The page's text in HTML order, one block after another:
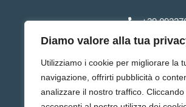
Diamo valore alla tua
Utilizziamo i cookie per migliorare la
navigazione, offrirti pubblicità o
analizzare il nostro traffico. Cliccando
+39